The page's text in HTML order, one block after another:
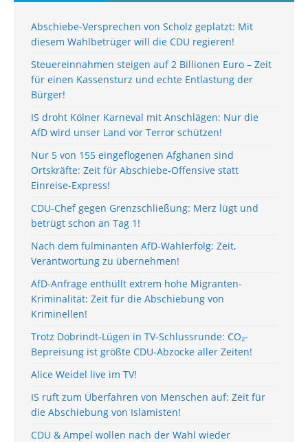
Abschiebe-Versprechen von Scholz geplatzt: Mit
diesem Wahlbetrüger will die CDU regieren!
Steuereinnahmen steigen auf 2 Billionen Euro – Zeit
für einen Kassensturz und echte Entlastung der
Bürger!
IS droht Kölner Karneval mit Anschlägen: Nur die
AfD wird unser Land vor Terror schützen!
Nur 5 von 155 eingeflogenen Afghanen sind
Ortskräfte: Zeit für Abschiebe-Offensive statt
Einreise-Express!
CDU-Chef gegen Grenzschließung: Merz lügt und
betrügt schon an Tag 1!
Nach dem fulminanten AfD-Wahlerfolg: Zeit,
Verantwortung zu übernehmen!
AfD-Anfrage enthüllt extrem hohe Migranten-
Kriminalität: Zeit für die Abschiebung von
Kriminellen!
Trotz Dobrindt-Lügen in TV-Schlussrunde: CO₂-
Bepreisung ist größte CDU-Abzocke aller Zeiten!
Alice Weidel live im TV!
IS ruft zum Überfahren von Menschen auf: Zeit für
die Abschiebung von Islamisten!
CDU & Ampel wollen nach der Wahl wieder